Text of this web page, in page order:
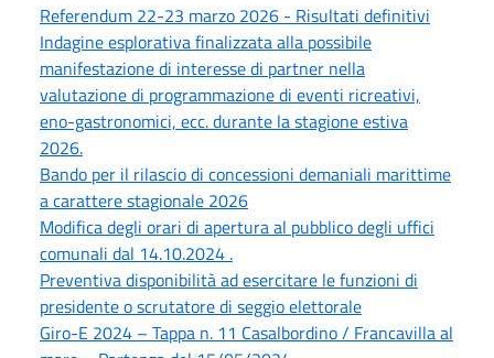
Referendum 22-23 marzo 2026 - Risultati definitivi
Indagine esplorativa finalizzata alla possibile
manifestazione di interesse di partner nella
valutazione di programmazione di eventi ricreativi,
eno-gastronomici, ecc. durante la stagione estiva
2026.
Bando per il rilascio di concessioni demaniali marittime
a carattere stagionale 2026
Modifica degli orari di apertura al pubblico degli uffici
comunali dal 14.10.2024 .
Preventiva disponibilità ad esercitare le funzioni di
presidente o scrutatore di seggio elettorale
Giro-E 2024 – Tappa n. 11 Casalbordino / Francavilla al